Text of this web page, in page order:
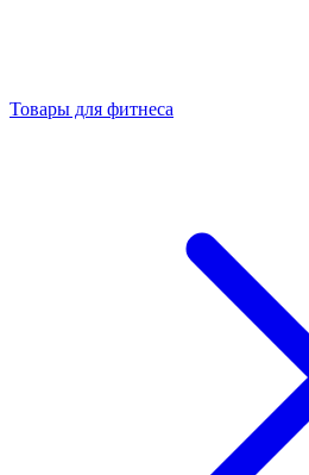
Товары для фитнеса